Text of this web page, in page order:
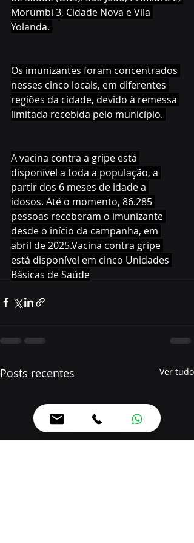
Morumbi 3, Cidade Nova e Vila
Yolanda.
Os imunizantes foram concentrados
nesses cinco locais, em diferentes
regiões da cidade, devido à remessa
limitada recebida pelo município.
A vacina contra a gripe está
disponível a toda a população, a
partir dos 6 meses de idade a
idosos. Até o momento, 86.285
pessoas receberam o imunizante
desde o início da campanha, em
abril de 2025.Vacina contra gripe
está disponível em cinco Unidades
Básicas de Saúde
Posts recentes Ver tudo